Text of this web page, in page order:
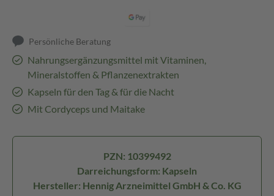
Persönliche Beratung
Nahrungsergänzungsmittel mit Vitaminen,
Mineralstoffen & Pflanzenextrakten
Kapseln für den Tag & für die Nacht
Mit Cordyceps und Maitake
PZN: 10399492
Darreichungsform: Kapseln
Hersteller: Hennig Arzneimittel GmbH & Co. KG